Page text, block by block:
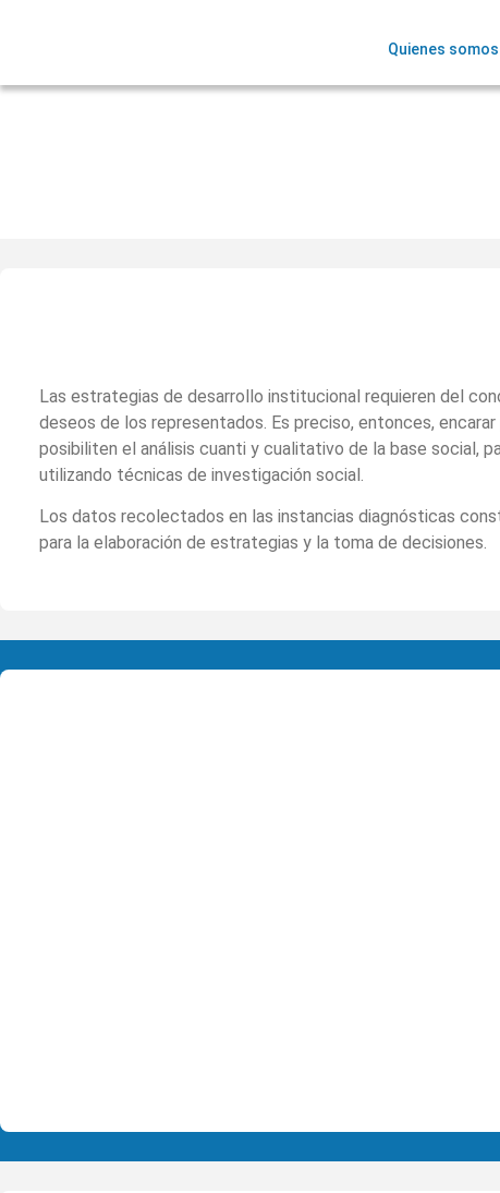
Quienes somos
Las estrategias de desarrollo institucional requieren del
deseos de los representados. Es preciso, entonces,
posibiliten el análisis cuanti y cualitativo de la base social,
utilizando técnicas de investigación social.
Los datos recolectados en las instancias diagnósticas
para la elaboración de estrategias y la toma de decisiones.